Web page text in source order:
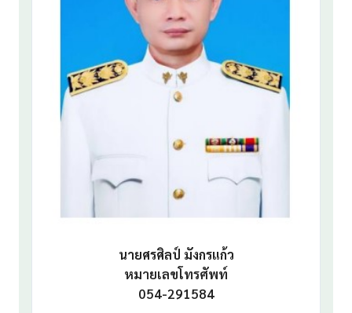
นายศรศิลป์ มังกรแก้ว
หมายเลขโทรศัพท์
054-291584